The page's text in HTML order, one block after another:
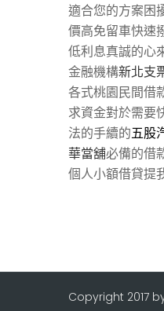
適合您的方案困
價高免留車快速
低利息真誠的心
金融機構新北支
各式桃園民間借
求資金對於需要
法的手續的五股
華當舖必備的借
個人小額借貸提
Copyright 2017